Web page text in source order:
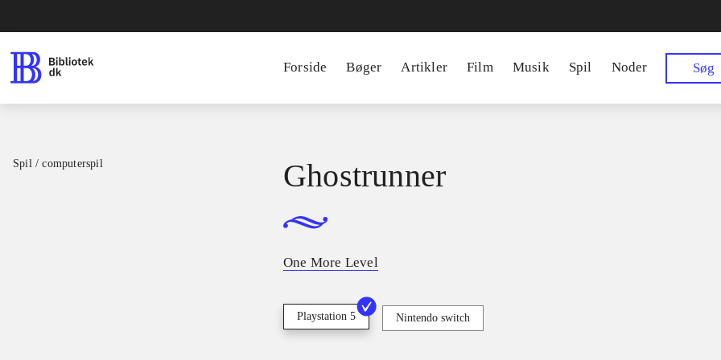
Forside Bøger Artikler Film Musik Spil Noder Søg
Spil / computerspil Ghostrunner
One More Level
Playstation 5 Nintendo switch